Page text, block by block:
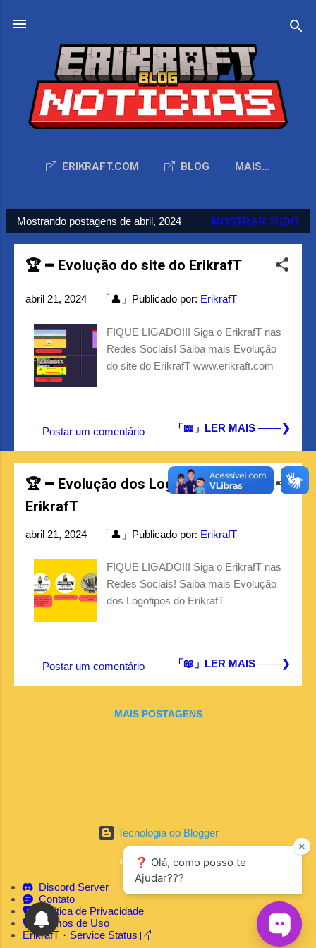
ERIKRAFT.COM BLOG MAIS…
o
Mostrando postagens de abril, 2024 MOSTRAR TUDO
🏆╺╸Evolução do site do ErikrafT
abril 21, 2024 「👤」Publicado por: ErikrafT
FIQUE LIGADO!!! Siga o ErikrafT nas
Redes Sociais! Saiba mais Evolução
do site do ErikrafT www.erikraft.com
Postar um comentário 「📖」LER MAIS ───❯
🏆╺╸Evolução dos Logotipos do
ErikrafT
abril 21, 2024 「👤」Publicado por: ErikrafT
FIQUE LIGADO!!! Siga o ErikrafT nas
Redes Sociais! Saiba mais Evolução
dos Logotipos do ErikrafT
Postar um comentário 「📖」LER MAIS ───❯
MAIS POSTAGENS
Tecnologia do Blogger
© 2025 ErikrafT News
Discord Server
Contato
Política de Privacidade
Termos de Uso
ErikrafT・Service Status